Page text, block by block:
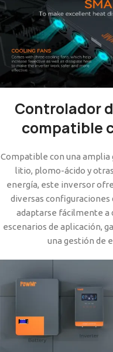
Controlador
compatible
Compatible con una amplia
litio, plomo-ácido y
energía, este inversor
diversas configuraciones
adaptarse fácilmente a
escenarios de aplicación,
una gestión de